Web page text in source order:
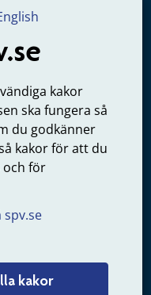
kakor
ska fungera så
du godkänner
kakor för att du
och för
kakor
från statlig
till oss